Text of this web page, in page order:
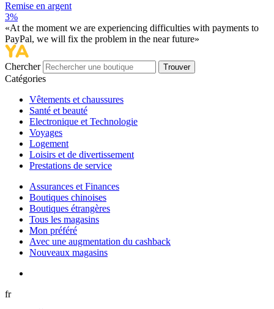
Remise en argent
3%
«At the moment we are experiencing difficulties with payments to
PayPal, we will fix the problem in the near future»
Chercher Trouver
Catégories
Vêtements et chaussures
Santé et beauté
Electronique et Technologie
Voyages
Logement
Loisirs et de divertissement
Prestations de service
Assurances et Finances
Boutiques chinoises
Boutiques étrangères
Tous les magasins
Mon préféré
Avec une augmentation du cashback
Nouveaux magasins
fr